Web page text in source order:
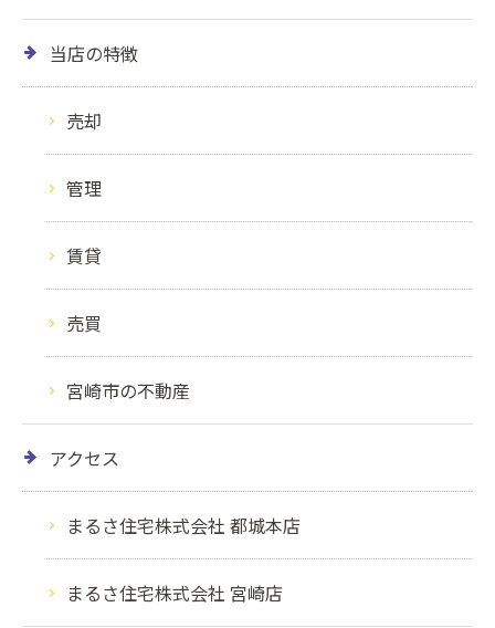
当店の特徴
売却
管理
賃貸
売買
宮崎市の不動産
アクセス
まるさ住宅株式会社 都城本店
まるさ住宅株式会社 宮崎店